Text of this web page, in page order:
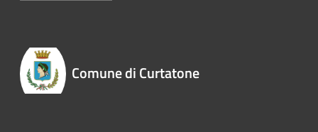
Comune di Curtatone